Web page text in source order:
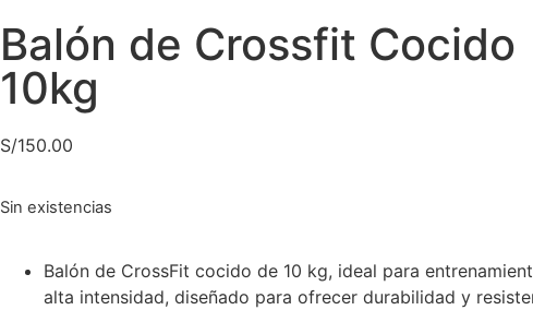
Balón de Crossfit Cocido
10kg
S/150.00
Sin existencias
Balón de CrossFit cocido de 10 kg, ideal para
alta intensidad, diseñado para ofrecer durabilidad y